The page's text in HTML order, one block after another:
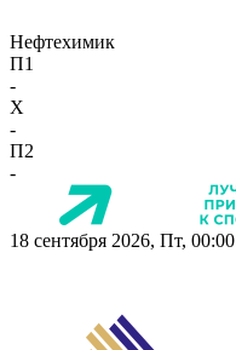
Нефтехимик
П1
-
X
-
П2
-
18 сентября 2026, Пт, 00:00